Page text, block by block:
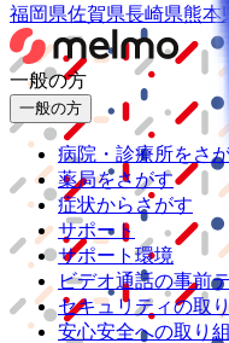
福岡県佐賀県長崎県熊本
一般の方
一般の方
病院・診療所をさが
薬局をさがす
症状からさがす
サポート
サポート環境
ビデオ通話の事前
セキュリティの取
安心安全への取り